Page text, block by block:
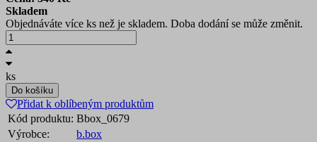
Skladem
Objednáváte více ks než je skladem. Doba dodání se může změnit.
ks
Do košíku
Přidat k oblíbeným produktům
Kód produktu: Bbox_0679
Výrobce:
b.box